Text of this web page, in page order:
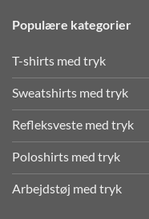
Populære kategorier
T-shirts med tryk
Sweatshirts med tryk
Refleksveste med tryk
Poloshirts med tryk
Arbejdstøj med tryk